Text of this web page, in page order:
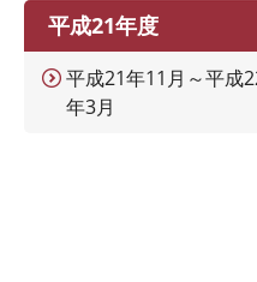
平成21年度
平成21年11月～平成
年3月